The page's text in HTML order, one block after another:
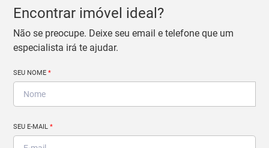
Encontrar imóvel ideal?
Não se preocupe. Deixe seu email e telefone que um
especialista irá te ajudar.
SEU NOME*
SEU E-MAIL*